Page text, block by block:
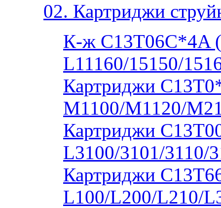
02. Картриджи
К-ж
L11160/15150/
Картриджи
M1100/M1120/
Картриджи
L3100/3101/3110/
Картриджи
L100/L200/L210/